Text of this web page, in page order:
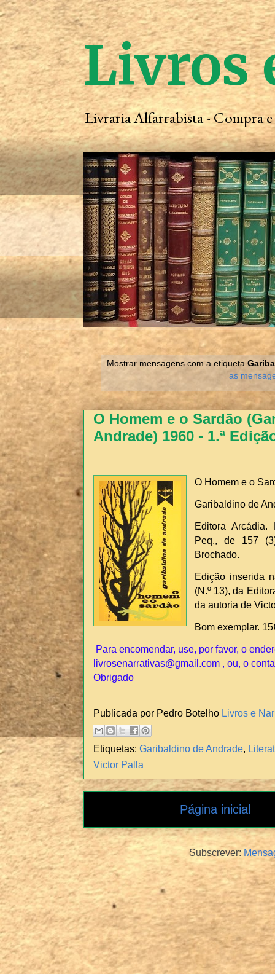
Livros
Livraria Alfarrabista - Compra
Mostrar mensagens com a etiqueta
as
O Homem e o Sardão
Andrade) 1960 - 1.ª
O Homem e o
Garibaldino de
Editora Arcádia.
Peq., de 157
Brochado.
Edição inserida
(N.º 13), da
da autoria de
Bom exemplar.
Para encomendar, use, por favor, o
livrosenarrativas@gmail.com , ou, o
Obrigado
Publicada por Pedro Botelho Livros e
Etiquetas: Garibaldino de Andrade,
Victor Palla
Página inicial
Subscrever: